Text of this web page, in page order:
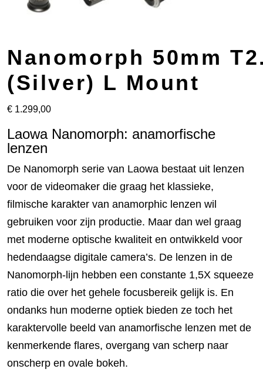
Nanomorph 50mm
(Silver) L Mount
€ 1.299,00
Laowa Nanomorph: anamorfische
lenzen
De Nanomorph serie van Laowa bestaat uit lenzen
voor de videomaker die graag het klassieke,
filmische karakter van anamorphic lenzen wil
gebruiken voor zijn productie. Maar dan wel graag
met moderne optische kwaliteit en ontwikkeld voor
hedendaagse digitale camera’s. De lenzen in de
Nanomorph-lijn hebben een constante 1,5X squeeze
ratio die over het gehele focusbereik gelijk is. En
ondanks hun moderne optiek bieden ze toch het
karaktervolle beeld van anamorfische lenzen met de
kenmerkende flares, overgang van scherp naar
onscherp en ovale bokeh.